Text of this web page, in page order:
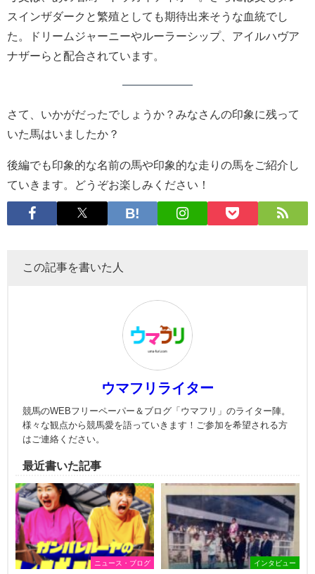
スインザダークと繁殖としても期待出来そうな血統でし
た。ドリームジャーニーやルーラーシップ、アイルハヴア
ナザーらと配合されています。
さて、いかがだったでしょうか？みなさんの印象に残って
いた馬はいましたか？
後編でも印象的な名前の馬や印象的な走りの馬をご紹介し
ていきます。どうぞお楽しみください！
この記事を書いた人
ウマフリライター
競馬のWEBフリーペーパー＆ブログ「ウマフリ」のライター陣。
様々な観点から競馬愛を語っていきます！ご参加を希望される方
はご連絡ください。
最近書いた記事
ニュース・ブログ インタビュー